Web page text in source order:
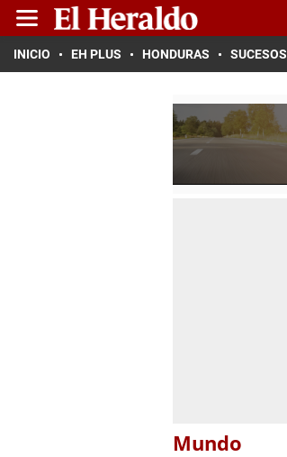
INICIO EH PLUS HONDURAS SUCESOS
Mundo